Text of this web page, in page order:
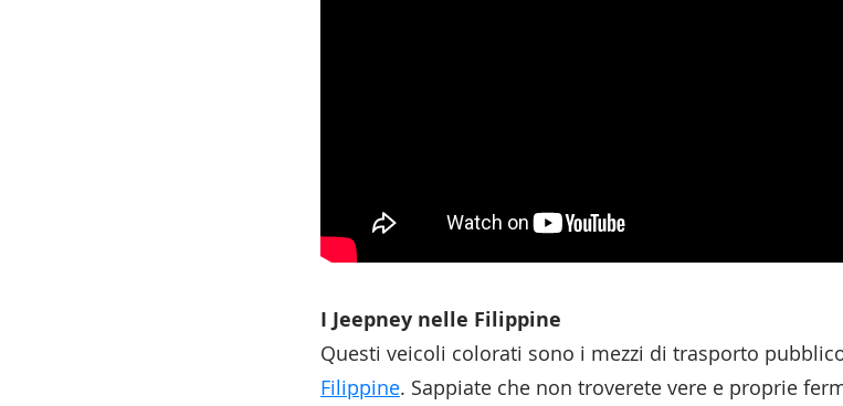
I Jeepney nelle Filippine
Questi veicoli colorati sono i mezzi di trasporto
Filippine. Sappiate che non troverete vere e proprie